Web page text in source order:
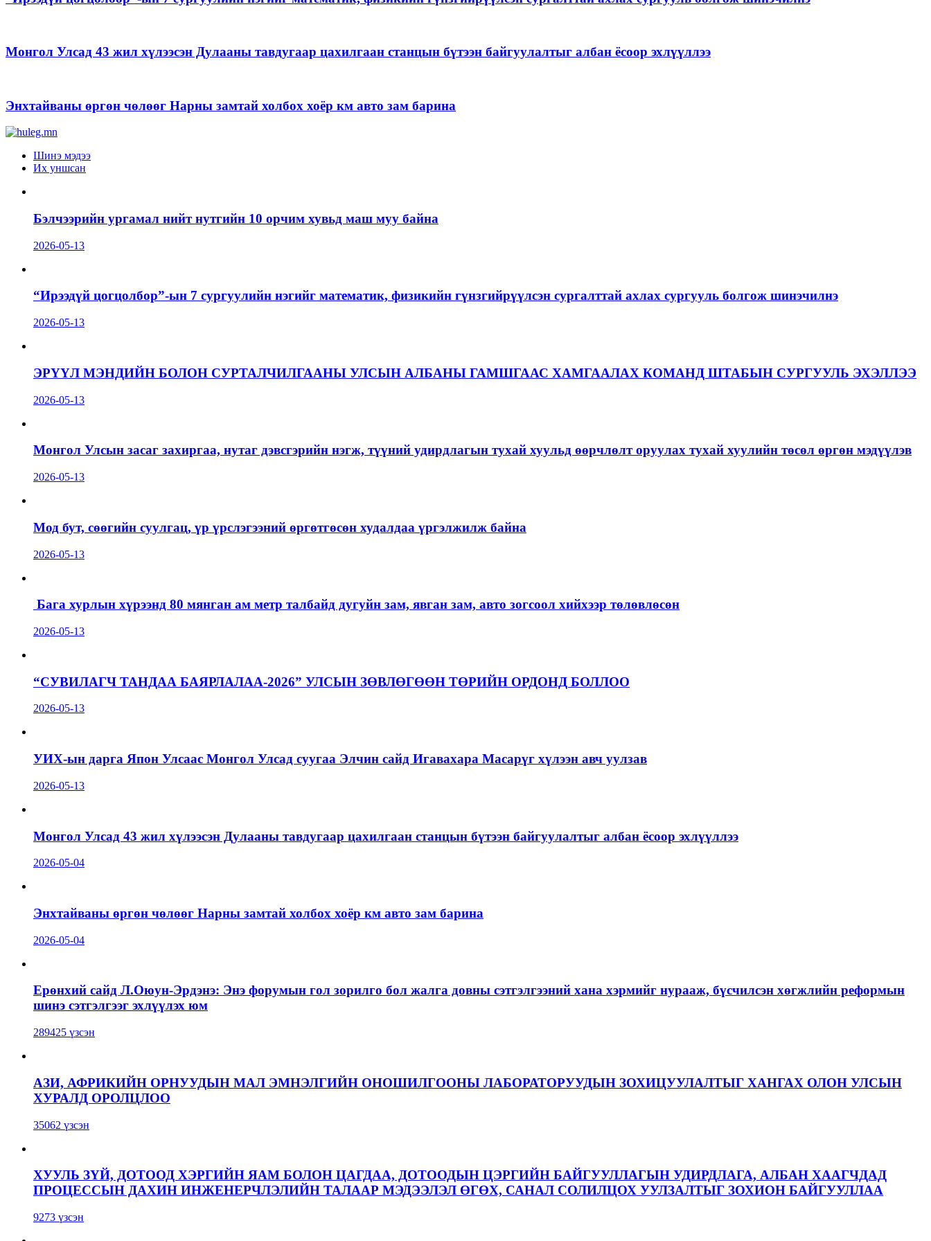
Монгол Улсад 43 жил хүлээсэн Дулааны тавдугаар цахилгаан станцын бүтээн байгуулалтыг албан ёсоор эхлүүллээ
Энхтайваны өргөн чөлөөг Нарны замтай холбох хоёр км авто зам барина
Шинэ мэдээ
Их уншсан
Бэлчээрийн ургамал нийт нутгийн 10 орчим хувьд маш муу байна
2026-05-13
“Ирээдүй цогцолбор”-ын 7 сургуулийн нэгийг математик, физикийн гүнзгийрүүлсэн сургалттай ахлах сургууль болгож шинэчилнэ
2026-05-13
ЭРҮҮЛ МЭНДИЙН БОЛОН СУРТАЛЧИЛГААНЫ УЛСЫН АЛБАНЫ ГАМШГААС ХАМГААЛАХ КОМАНД ШТАБЫН СУРГУУЛЬ ЭХЭЛЛЭЭ
2026-05-13
Монгол Улсын засаг захиргаа, нутаг дэвсгэрийн нэгж, түүний удирдлагын тухай хуульд өөрчлөлт оруулах тухай хуулийн төсөл өргөн мэдүүлэв
2026-05-13
Мод бут, сөөгийн суулгац, үр үрслэгээний өргөтгөсөн худалдаа үргэлжилж байна
2026-05-13
Бага хурлын хүрээнд 80 мянган ам метр талбайд дугуйн зам, явган зам, авто зогсоол хийхээр төлөвлөсөн
2026-05-13
“СУВИЛАГЧ ТАНДАА БАЯРЛАЛАА-2026” УЛСЫН ЗӨВЛӨГӨӨН ТӨРИЙН ОРДОНД БОЛЛОО
2026-05-13
УИХ-ын дарга Япон Улсаас Монгол Улсад суугаа Элчин сайд Игавахара Масарүг хүлээн авч уулзав
2026-05-13
Монгол Улсад 43 жил хүлээсэн Дулааны тавдугаар цахилгаан станцын бүтээн байгуулалтыг албан ёсоор эхлүүллээ
2026-05-04
Энхтайваны өргөн чөлөөг Нарны замтай холбох хоёр км авто зам барина
2026-05-04
Ерөнхий сайд Л.Оюун-Эрдэнэ: Энэ форумын гол зорилго бол жалга довны сэтгэлгээний хана хэрмийг нурааж, бүсчилсэн хөгжлийн реформын
шинэ сэтгэлгээг эхлүүлэх юм
289425 үзсэн
АЗИ, АФРИКИЙН ОРНУУДЫН МАЛ ЭМНЭЛГИЙН ОНОШИЛГООНЫ ЛАБОРАТОРУУДЫН ЗОХИЦУУЛАЛТЫГ ХАНГАХ ОЛОН УЛСЫН
ХУРАЛД ОРОЛЦЛОО
35062 үзсэн
ХУУЛЬ ЗҮЙ, ДОТООД ХЭРГИЙН ЯАМ БОЛОН ЦАГДАА, ДОТООДЫН ЦЭРГИЙН БАЙГУУЛЛАГЫН УДИРДЛАГА, АЛБАН ХААГЧДАД
ПРОЦЕССЫН ДАХИН ИНЖЕНЕРЧЛЭЛИЙН ТАЛААР МЭДЭЭЛЭЛ ӨГӨХ, САНАЛ СОЛИЛЦОХ УУЛЗАЛТЫГ ЗОХИОН БАЙГУУЛЛАА
9273 үзсэн